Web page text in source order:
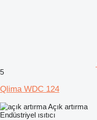
5
Qlima WDC 124
Açık artırma
Endüstriyel ısıtıcı